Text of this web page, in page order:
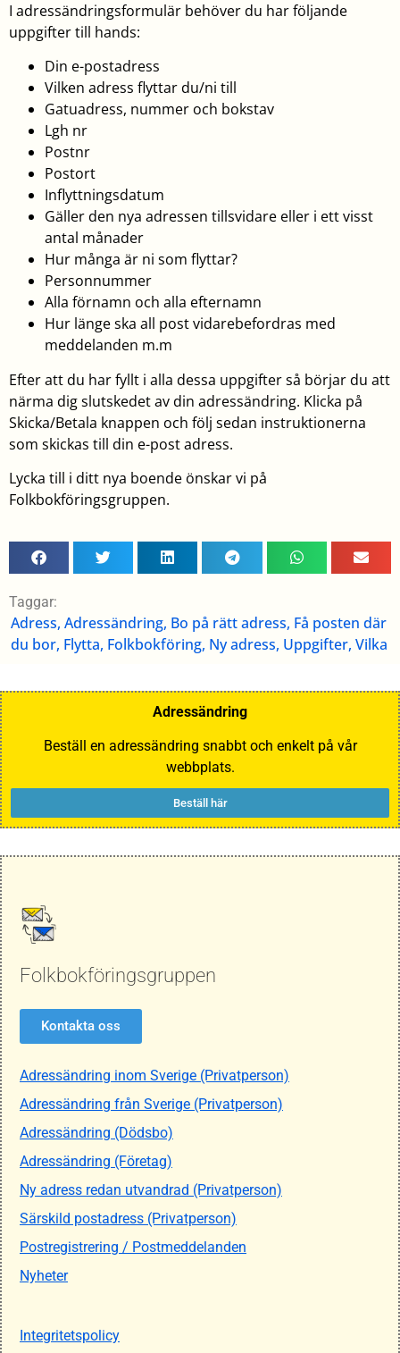
I adressändringsformulär behöver du har följande
uppgifter till hands:
Din e-postadress
Vilken adress flyttar du/ni till
Gatuadress, nummer och bokstav
Lgh nr
Postnr
Postort
Inflyttningsdatum
Gäller den nya adressen tillsvidare eller i ett visst
antal månader
Hur många är ni som flyttar?
Personnummer
Alla förnamn och alla efternamn
Hur länge ska all post vidarebefordras med
meddelanden m.m
Efter att du har fyllt i alla dessa uppgifter så börjar du att
närma dig slutskedet av din adressändring. Klicka på
Skicka/Betala knappen och följ sedan instruktionerna
som skickas till din e-post adress.
Lycka till i ditt nya boende önskar vi på
Folkbokföringsgruppen.
Taggar:
Adress, Adressändring, Bo på rätt adress, Få posten där
du bor, Flytta, Folkbokföring, Ny adress, Uppgifter, Vilka
Adressändring
Beställ en adressändring snabbt och enkelt på vår
webbplats.
Beställ här
Folkbokföringsgruppen
Kontakta oss
Adressändring inom Sverige (Privatperson)
Adressändring från Sverige (Privatperson)
Adressändring (Dödsbo)
Adressändring (Företag)
Ny adress redan utvandrad (Privatperson)
Särskild postadress (Privatperson)
Postregistrering / Postmeddelanden
Nyheter
Integritetspolicy